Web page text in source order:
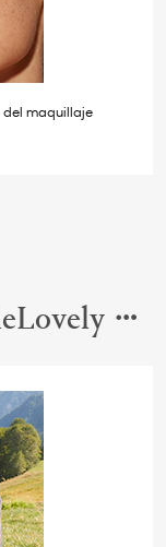
del maquillaje